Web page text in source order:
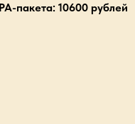
пакета: 10600 рублей